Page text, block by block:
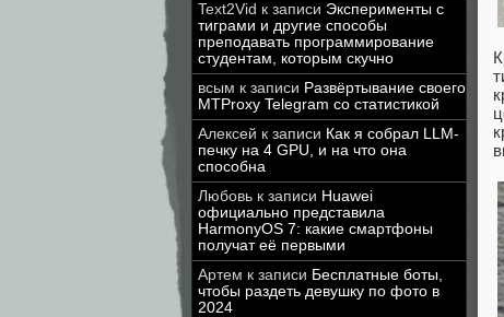
Text2Vid к записи Эксперименты с
тиграми и другие способы
преподавать программирование
студентам, которым скучно
всым к записи Развёртывание своего
MTProxy Telegram со статистикой
Алексей к записи Как я собрал LLM-
печку на 4 GPU, и на что она
способна
Любовь к записи Huawei
официально представила
HarmonyOS 7: какие смартфоны
получат её первыми
Артем к записи Бесплатные боты,
чтобы раздеть девушку по фото в
2024